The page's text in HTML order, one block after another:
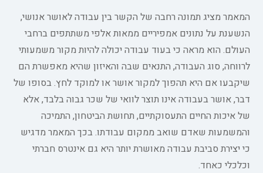
המאמר מציג תמונה רחבה של הקשר בין עבודה לאושר אנושי,
הנשענת על נתונים אמפיריים ממאות אלפי משתתפים ברחבי
העולם. הוא מראה כי בעוד עבודה יכולה להיות מקור משמעותי
לרווחה, סוג העבודה, התנאים שבה והאיזון שהיא מאפשרת הם
שיקבעו אם היא תהפוך למקור אושר או למוקד לחץ. בסופו של
דבר, אושר בעבודה אינו תוצר לוואי של שכר גבוה בלבד, אלא
של איכות החיים התעסוקתיים, תחושת הביטחון, התמיכה
והמשמעות שאדם שואב ממקום עבודתו. בכך המאמר מדגיש
כי יצירת סביבת עבודה מאושרת יותר היא גם אינטרס חברתי
וכלכלי כאחד.